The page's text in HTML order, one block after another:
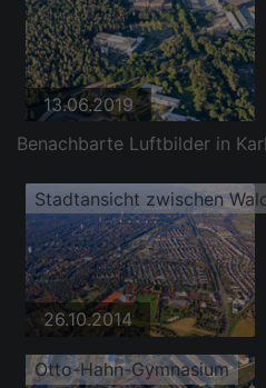
13.06.2019
Benachbarte Luftbilder in
26.10.2014
Otto-Hahn-Gymnasium